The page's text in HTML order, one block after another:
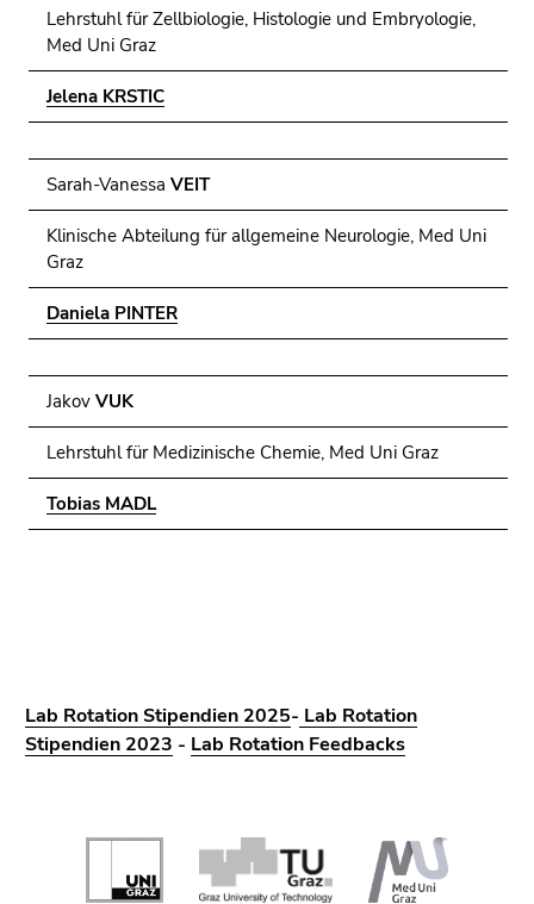
Lehrstuhl für Zellbiologie, Histologie und Embryologie,
Med Uni Graz
Jelena KRSTIC
Sarah-Vanessa VEIT
Klinische Abteilung für allgemeine Neurologie, Med Uni
Graz
Daniela PINTER
Jakov VUK
Lehrstuhl für Medizinische Chemie, Med Uni Graz
Tobias MADL
Lab Rotation Stipendien 2025- Lab Rotation
Stipendien 2023 - Lab Rotation Feedbacks
Seitenbereichs: